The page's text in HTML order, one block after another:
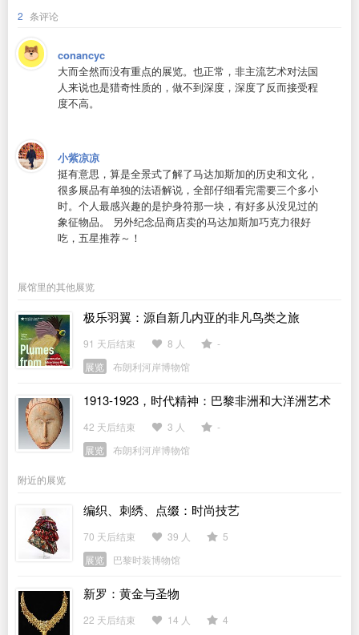
2 条评论
conancyc
大而全然而没有重点的展览。也正常，非主流艺术对法国
人来说也是猎奇性质的，做不到深度，深度了反而接受程
度不高。
小紫凉凉
挺有意思，算是全景式了解了马达加斯加的历史和文化，
很多展品有单独的法语解说，全部仔细看完需要三个多小
时。个人最感兴趣的是护身符那一块，有好多从没见过的
象征物品。 另外纪念品商店卖的马达加斯加巧克力很好
吃，五星推荐～！
展馆里的其他展览
极乐羽翼：源自新几内亚的非凡鸟类之旅
91 天后结束 8 人
-
展览
布朗利河岸博物馆
1913-1923，时代精神：巴黎非洲和大洋洲艺术
展
42 天后结束 3 人
-
展览
布朗利河岸博物馆
附近的展览
编织、刺绣、点缀：时尚技艺
70 天后结束 39 人
5
展览
巴黎时装博物馆
新罗：黄金与圣物
22 天后结束 14 人 4